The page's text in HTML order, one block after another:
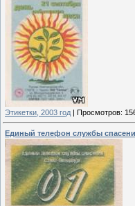
Этикетки, 2003 год | Просмотров:
Единый телефон службы